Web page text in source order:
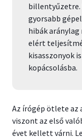
billentyűzetre.
gyorsabb
hibák aránylag
elért
kisasszonyok
kopácsolásba.
Az írógép ötlete az
viszont az első
évet kellett várni.